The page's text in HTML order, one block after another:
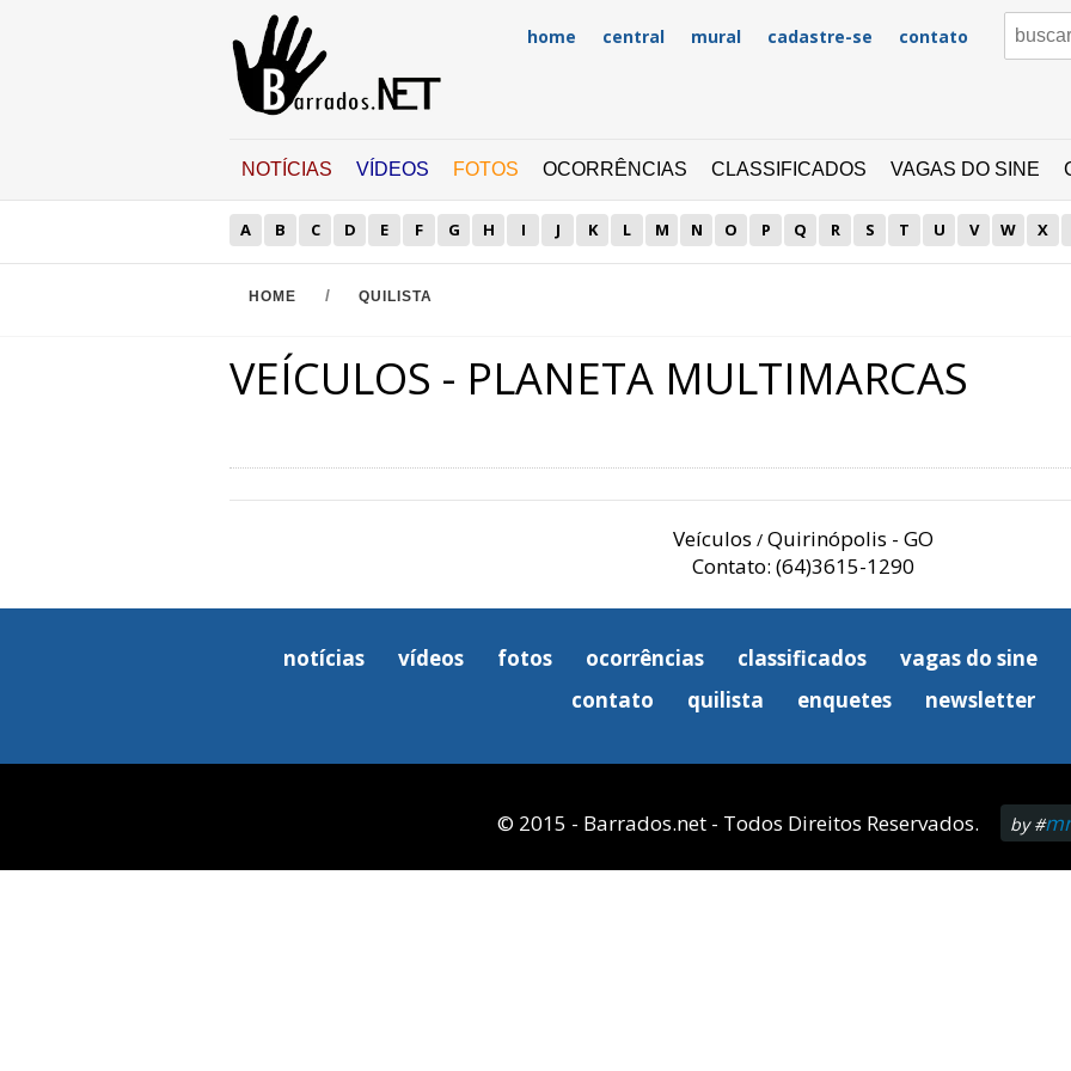
home central mural cadastre-se contato
NOTÍCIAS VÍDEOS FOTOS OCORRÊNCIAS CLASSIFICADOS VAGAS DO SINE
A B C D E F G H I J K L M N O P Q R S T U V W X
HOME / QUILISTA
VEÍCULOS - PLANETA MULTIMARCAS
Veículos / Quirinópolis - GO
Contato: (64)3615-1290
notícias vídeos fotos ocorrências classificados vagas do sine
contato
quilista enquetes newsletter
© 2015 - Barrados.net - Todos Direitos Reservados. by #